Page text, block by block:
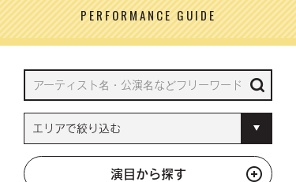
PERFORMANCE GUIDE
演目から探す